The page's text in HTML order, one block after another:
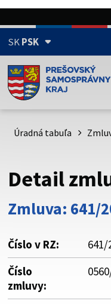
SKPSK
Doména psk.sk je
Toto je oficiálna
psk.sk.
Buďte pozorní a vždy
cez zabezpečenú
vždy začína https://
Úradná tabuľa
Detail
Zmluva: 641/
Číslo v RZ:
641/
Číslo
zmluvy: